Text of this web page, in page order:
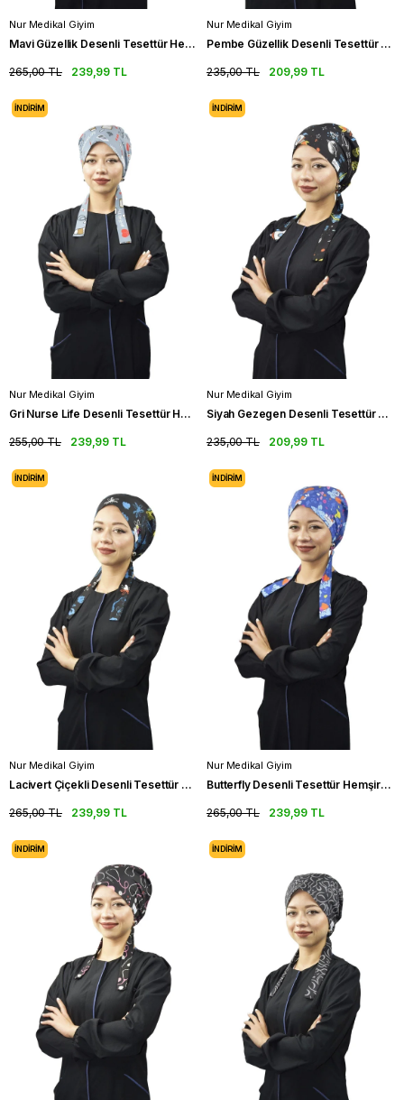
Nur Medikal Giyim
Mavi Güzellik Desenli Tesettür Hemşire Bonesi Doktor Cerrahi Bone
239,99 TL
265,00 TL
Nur Medikal Giyim
Pembe Güzellik Desenli Tesettür Hemşire Bonesi Doktor Cerrahi Bone
209,99 TL
235,00 TL
Nur Medikal Giyim
Gri Nurse Life Desenli Tesettür Hemşire Bonesi Doktor Cerrahi Bone
239,99 TL
255,00 TL
İNDIRIM
Nur Medikal Giyim
Siyah Gezegen Desenli Tesettür Hemşire Bonesi Doktor Cerrahi Bone
209,99 TL
235,00 TL
İNDIRIM
Nur Medikal Giyim
Lacivert Çiçekli Desenli Tesettür Hemşire Bonesi Doktor Cerrahi Bone
239,99 TL
265,00 TL
İNDIRIM
Nur Medikal Giyim
Butterfly Desenli Tesettür Hemşire Bonesi Doktor Cerrahi Bone
239,99 TL
265,00 TL
İNDIRIM
İNDIRIM İNDIRIM